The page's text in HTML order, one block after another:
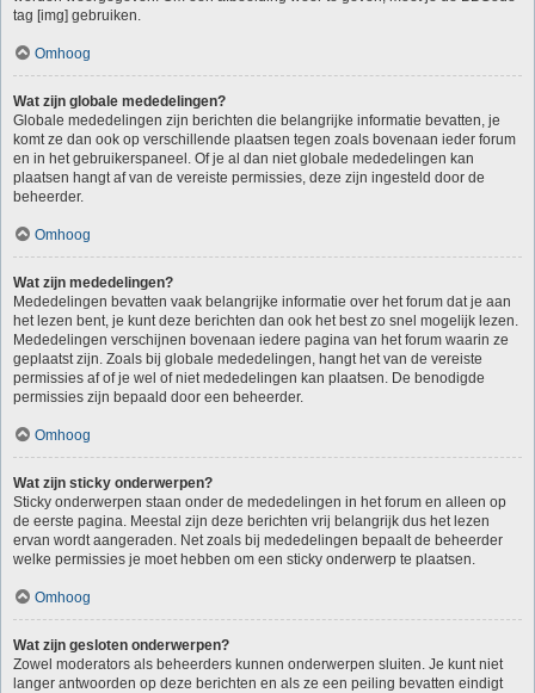
tag [img] gebruiken.
Omhoog
Wat zijn globale mededelingen?
Globale mededelingen zijn berichten die belangrijke informatie bevatten, je
komt ze dan ook op verschillende plaatsen tegen zoals bovenaan ieder forum
en in het gebruikerspaneel. Of je al dan niet globale mededelingen kan
plaatsen hangt af van de vereiste permissies, deze zijn ingesteld door de
beheerder.
Omhoog
Wat zijn mededelingen?
Mededelingen bevatten vaak belangrijke informatie over het forum dat je aan
het lezen bent, je kunt deze berichten dan ook het best zo snel mogelijk lezen.
Mededelingen verschijnen bovenaan iedere pagina van het forum waarin ze
geplaatst zijn. Zoals bij globale mededelingen, hangt het van de vereiste
permissies af of je wel of niet mededelingen kan plaatsen. De benodigde
permissies zijn bepaald door een beheerder.
Omhoog
Wat zijn sticky onderwerpen?
Sticky onderwerpen staan onder de mededelingen in het forum en alleen op
de eerste pagina. Meestal zijn deze berichten vrij belangrijk dus het lezen
ervan wordt aangeraden. Net zoals bij mededelingen bepaalt de beheerder
welke permissies je moet hebben om een sticky onderwerp te plaatsen.
Omhoog
Wat zijn gesloten onderwerpen?
Zowel moderators als beheerders kunnen onderwerpen sluiten. Je kunt niet
langer antwoorden op deze berichten en als ze een peiling bevatten eindigt